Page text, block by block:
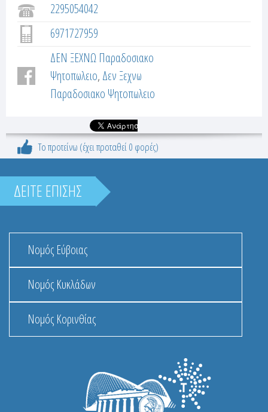
2295054042
6971727959
ΔΕΝ ΞΕΧΝΩ Παραδοσιακο
Ψητοπωλειο Δεν Ξεχνω
Παραδοσιακο Ψητοπωλειο
Το προτείνω (έχει προταθεί 0 φορές)
ΔΕΙΤΕ ΕΠΙΣΗΣ
Νομός Εύβοιας
Νομός Κυκλάδων
Νομός Κορινθίας